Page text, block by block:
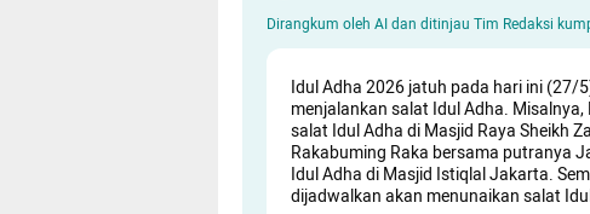
Dirangkum oleh AI dan ditinjau Tim Redaksi
Idul Adha 2026 jatuh pada hari ini (27/
menjalankan salat Idul Adha.
salat Idul Adha di Masjid Raya Sheikh
Rakabuming Raka bersama putranya
Idul Adha di Masjid Istiqlal Jakarta.
dijadwalkan akan menunaikan salat